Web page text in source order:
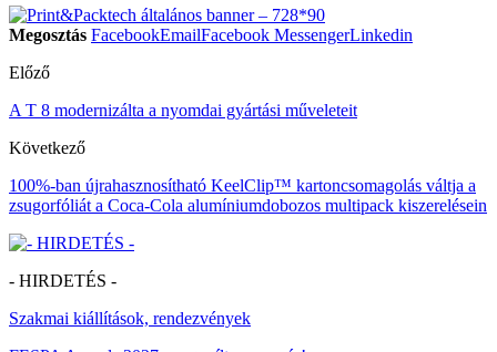
Megosztás FacebookEmailFacebook MessengerLinkedin
Előző
A T 8 modernizálta a nyomdai gyártási műveleteit
Következő
100%-ban újrahasznosítható KeelClip™ kartoncsomagolás váltja a
zsugorfóliát a Coca-Cola alumíniumdobozos multipack kiszerelésein
- HIRDETÉS -
Szakmai kiállítások, rendezvények